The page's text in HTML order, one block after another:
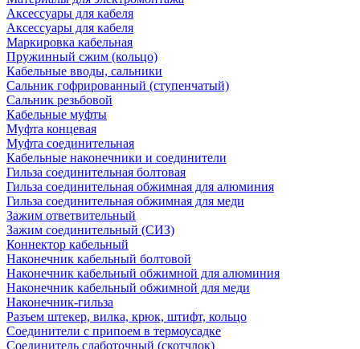
Аксессуары для кабеля
Аксессуары для кабеля
Маркировка кабельная
Пружинный сжим (кольцо)
Кабельные вводы, сальники
Сальник гофрированный (ступенчатый)
Сальник резьбовой
Кабельные муфты
Муфта концевая
Муфта соединительная
Кабельные наконечники и соединители
Гильза соединительная болтовая
Гильза соединительная обжимная для алюминия
Гильза соединительная обжимная для меди
Зажим ответвительный
Зажим соединительный (СИЗ)
Коннектор кабельный
Наконечник кабельный болтовой
Наконечник кабельный обжимной для алюминия
Наконечник кабельный обжимной для меди
Наконечник-гильза
Разъем штекер, вилка, крюк, штифт, кольцо
Соединители с припоем в термоусадке
Соединитель слаботочный (скотчлок)